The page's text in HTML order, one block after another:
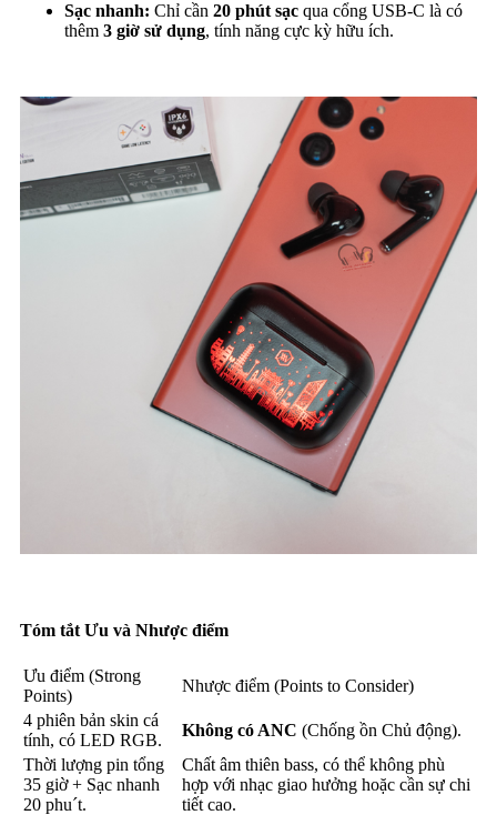
Sạc nhanh: Chỉ cần 20 phút sạc qua cổng USB-C là có
thêm 3 giờ sử dụng, tính năng cực kỳ hữu ích.
Tóm tắt Ưu và Nhược điểm
Ưu điểm (Strong
Points)
Nhược điểm (Points to Consider)
4 phiên bản skin cá
tính, có LED RGB.
Không có ANC (Chống ồn Chủ động).
Thời lượng pin tổng
35 giờ + Sạc nhanh
20 phuˊt.
Chất âm thiên bass, có thể không phù
hợp với nhạc giao hưởng hoặc cần sự chi
tiết cao.